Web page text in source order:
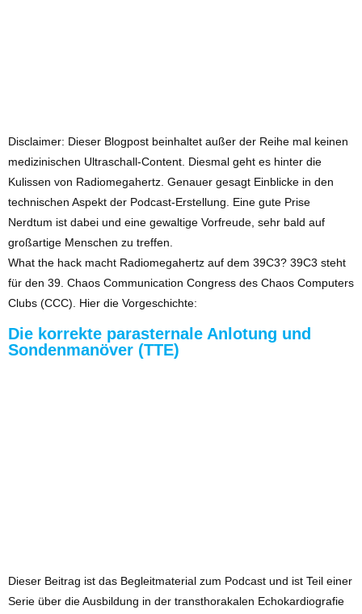
Disclaimer: Dieser Blogpost beinhaltet außer der Reihe mal keinen
medizinischen Ultraschall-Content. Diesmal geht es hinter die
Kulissen von Radiomegahertz. Genauer gesagt Einblicke in den
technischen Aspekt der Podcast-Erstellung. Eine gute Prise
Nerdtum ist dabei und eine gewaltige Vorfreude, sehr bald auf
großartige Menschen zu treffen.
What the hack macht Radiomegahertz auf dem 39C3? 39C3 steht
für den 39. Chaos Communication Congress des Chaos Computers
Clubs (CCC). Hier die Vorgeschichte:
Die korrekte parasternale Anlotung und
Sondenmanöver (TTE)
Dieser Beitrag ist das Begleitmaterial zum Podcast und ist Teil einer
Serie über die Ausbildung in der transthorakalen Echokardiografie